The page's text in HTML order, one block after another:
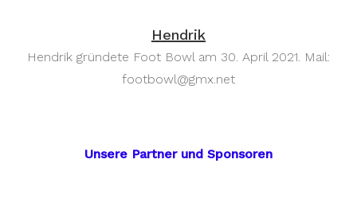
Hendrik
Hendrik gründete Foot Bowl am 30. April 2021. Mail:
footbowl@gmx.net
Unsere Partner und Sponsoren